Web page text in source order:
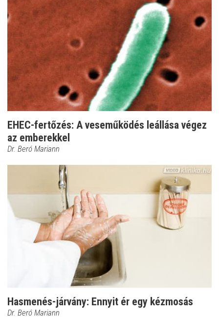
EHEC-fertőzés: A veseműködés leállása végez
az emberekkel
Dr. Beró Mariann
Hasmenés-járvány: Ennyit ér egy kézmosás
Dr. Beró Mariann